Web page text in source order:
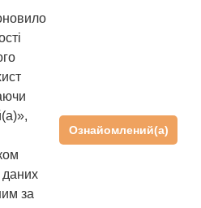
REP
01-36
Усі права захищені
за
Ознайомлений(а)